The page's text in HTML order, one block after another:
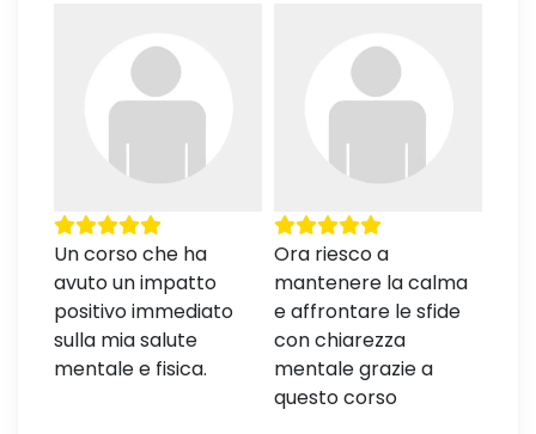
Un corso che ha
avuto un impatto
positivo immediato
sulla mia salute
mentale e fisica.
Ora riesco a
mantenere la calma
e affrontare le sfide
con chiarezza
mentale grazie a
questo corso